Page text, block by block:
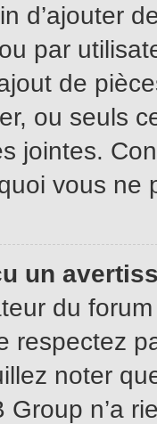
d’ajouter
par
de
ou seuls
jointes.
vous ne
un
du
respectez
noter
n’a